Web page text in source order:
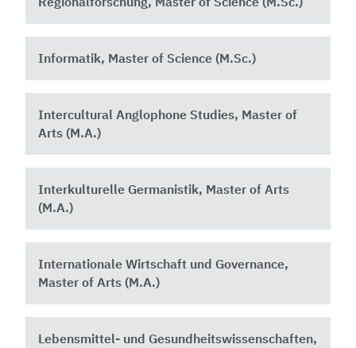
Informatik, Master of Science (M.Sc.)
Intercultural Anglophone Studies, Master of
Arts (M.A.)
Interkulturelle Germanistik, Master of Arts
(M.A.)
Internationale Wirtschaft und Governance,
Master of Arts (M.A.)
Lebensmittel- und Gesundheitswissenschaften,